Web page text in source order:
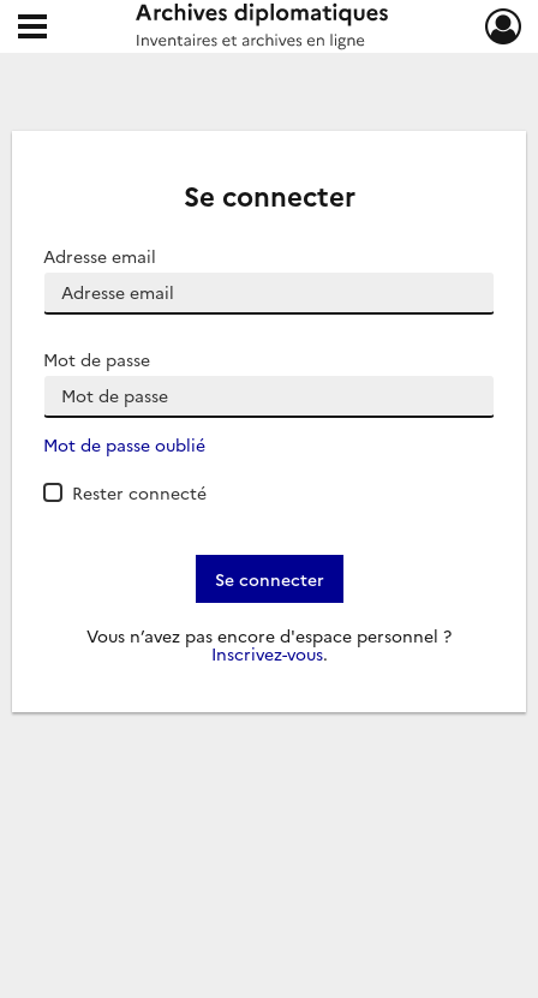
Archives diplomatiques
Ouvrir le menu déroulant
Se connecter
Adresse email
Mot de passe
Mot de passe oublié
Rester connecté
Se connecter
Vous n’avez pas encore d'espace personnel ?
Inscrivez-vous.